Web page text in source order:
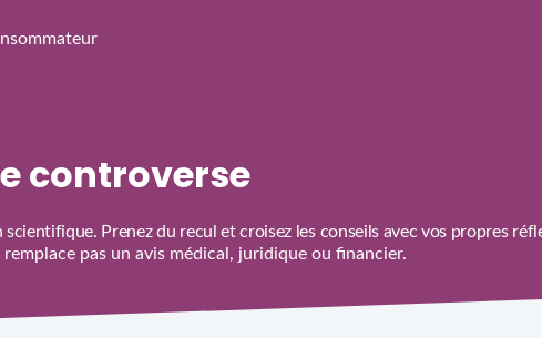
controverse
Prenez du recul et croisez les conseils avec vos propres
remplace pas un avis médical, juridique ou financier.